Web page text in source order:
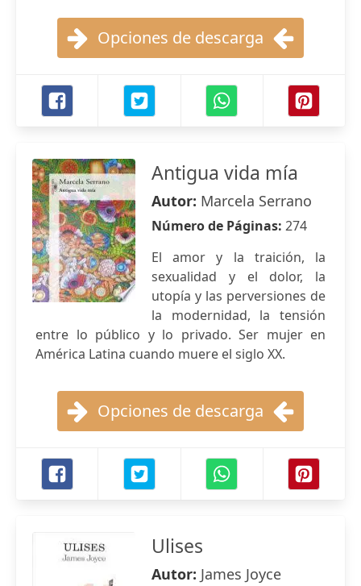
Opciones de descarga
Antigua vida mía
Autor: Marcela Serrano
Número de Páginas: 274
El amor y la traición, la
sexualidad y el dolor, la
utopía y las perversiones de
la modernidad, la tensión
entre lo público y lo privado. Ser mujer en
América Latina cuando muere el siglo XX.
Opciones de descarga
Ulises
Autor: James Joyce